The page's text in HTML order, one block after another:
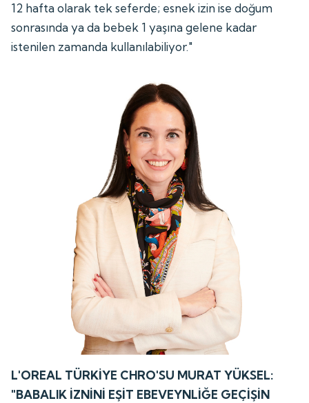
12 hafta olarak tek seferde; esnek izin ise doğum
sonrasında ya da bebek 1 yaşına gelene kadar
istenilen zamanda kullanılabiliyor."
L'OREAL TÜRKİYE CHRO'SU MURAT YÜKSEL:
"BABALIK İZNİNİ EŞİT EBEVEYNLİĞE GEÇİŞİN